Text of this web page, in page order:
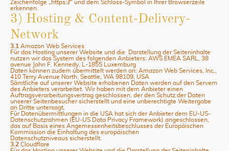
Zeichenfolge „https://“ und dem Schloss-Symbol in Ihrer Browserzeile
erkennen.
3) Hosting & Content-Delivery-
Network
3.1 Amazon Web Services
Für das Hosting unserer Website und die Darstellung der Seiteninhalte
nutzen wir das System des folgenden Anbieters: AWS EMEA SARL, 38
avenue John F. Kennedy, L-1855 Luxemburg
Daten können zudem übermittelt werden an: Amazon Web Services, Inc.,
410 Terry Avenue North, Seattle, WA 98109, USA
Sämtliche auf unserer Website erhobenen Daten werden auf den Servern
des Anbieters verarbeitet. Wir haben mit dem Anbieter einen
Auftragsverarbeitungsvertrag geschlossen, der den Schutz der Daten
unserer Seitenbesucher sicherstellt und eine unberechtigte Weitergabe
an Dritte untersagt.
Für Datenübermittlungen in die USA hat sich der Anbieter dem EU-US-
Datenschutzrahmen (EU-US Data Privacy Framework) angeschlossen,
das auf Basis eines Angemessenheitsbeschlusses der Europäischen
Kommission die Einhaltung des europäischen
Datenschutzniveaus sicherstellt.
3.2 Cloudflare